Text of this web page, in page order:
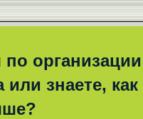
организации
или знаете, как